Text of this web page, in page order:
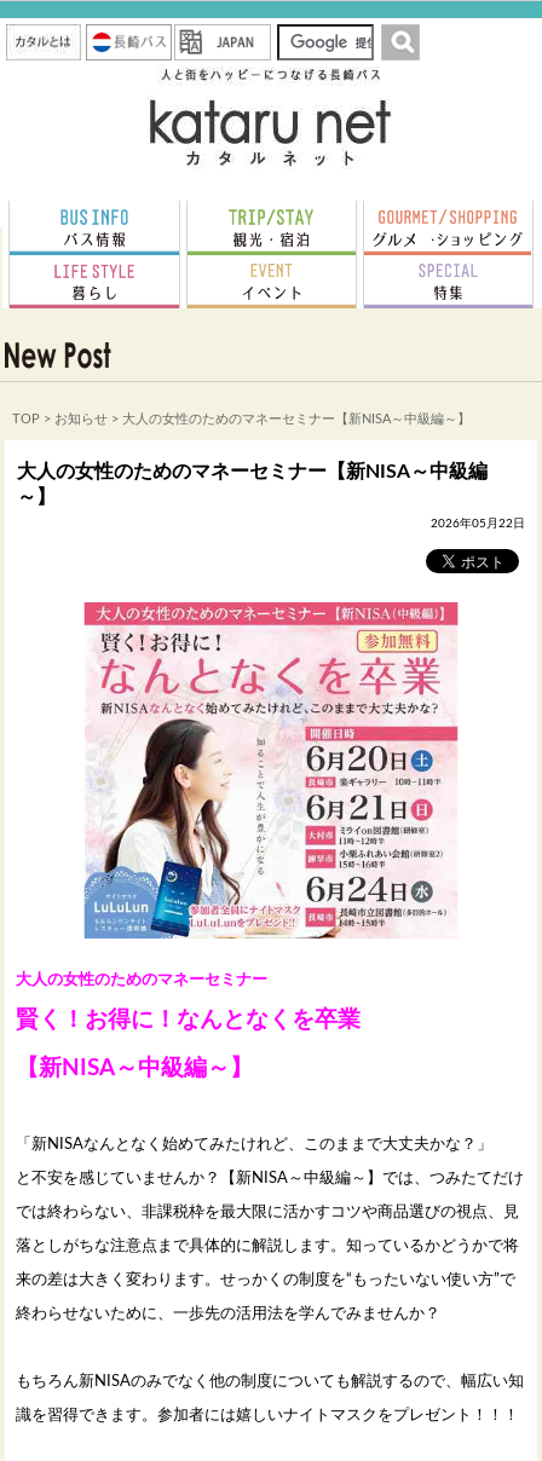
TOP > お知らせ > 大人の女性のためのマネーセミナー【新NISA～中級編～】
大人の女性のためのマネーセミナー【新NISA～中級編
～】
2026年05月22日
大人の女性のためのマネーセミナー
賢く！お得に！なんとなくを卒業
【新NISA～中級編～】
「新NISAなんとなく始めてみたけれど、このままで大丈夫かな？」
と不安を感じていませんか？【新NISA～中級編～】では、つみたてだけ
では終わらない、非課税枠を最大限に活かすコツや商品選びの視点、見
落としがちな注意点まで具体的に解説します。知っているかどうかで将
来の差は大きく変わります。せっかくの制度を“もったいない使い方”で
終わらせないために、一歩先の活用法を学んでみませんか？
もちろん新NISAのみでなく他の制度についても解説するので、幅広い知
識を習得できます。参加者には嬉しいナイトマスクをプレゼント！！！